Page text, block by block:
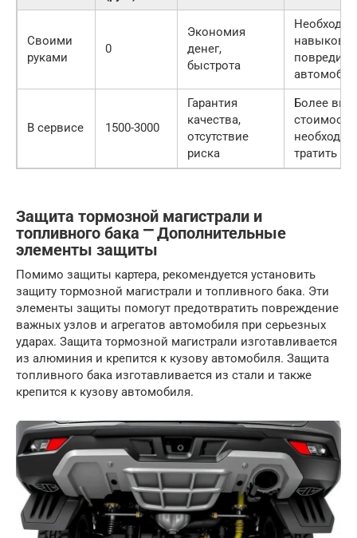
Своими
руками
0
Экономия
денег,
быстрота
навыков,
повредить
В сервисе 1500-3000
Гарантия
качества,
отсутствие
риска
Более
стоимость,
тратить
Защита тормозной магистрали и
топливного бака ⎻ Дополнительные
элементы защиты
Помимо защиты картера, рекомендуется установить
защиту тормозной магистрали и топливного бака. Эти
элементы защиты помогут предотвратить повреждение
важных узлов и агрегатов автомобиля при серьезных
ударах. Защита тормозной магистрали изготавливается
из алюминия и крепится к кузову автомобиля. Защита
топливного бака изготавливается из стали и также
крепится к кузову автомобиля.